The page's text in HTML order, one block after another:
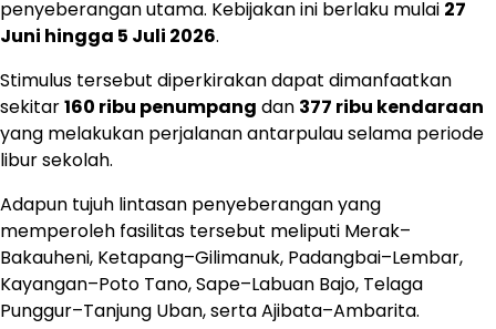
penyeberangan utama. Kebijakan ini berlaku mulai 27
Juni hingga 5 Juli 2026.
Stimulus tersebut diperkirakan dapat dimanfaatkan
sekitar160 ribu penumpang dan 377 ribu kendaraan
yang melakukan perjalanan antarpulau selama periode
libur sekolah.
Adapun tujuh lintasan penyeberangan yang
memperoleh fasilitas tersebut meliputi Merak–
Bakauheni, Ketapang–Gilimanuk, Padangbai–Lembar,
Kayangan–Poto Tano, Sape–Labuan Bajo, Telaga
Punggur–Tanjung Uban, serta Ajibata–Ambarita.